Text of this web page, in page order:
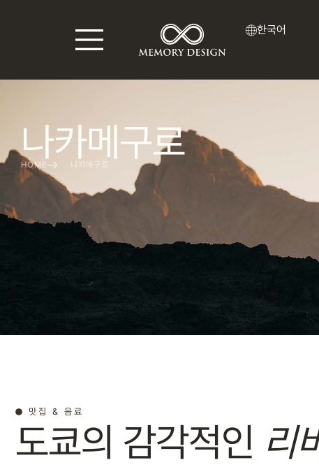
한국어
나카메구로
HOME 나카메구로
맛집 & 음료
도쿄의 감각적인 리